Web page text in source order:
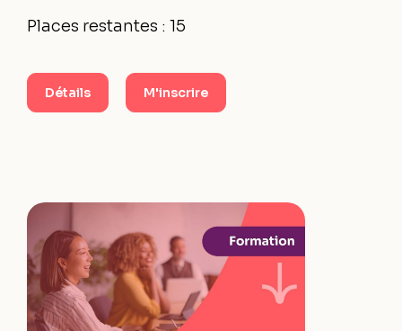
Places restantes : 15
Détails M'inscrire